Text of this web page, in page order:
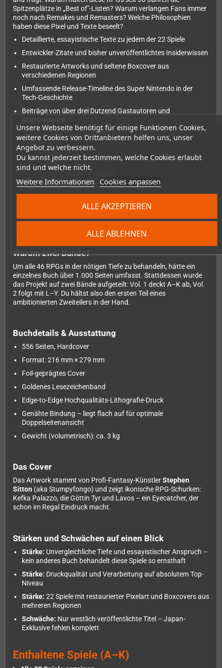
Unsere Webseite benötigt für einige Funktionen Cookies,
weitere Cookies von Drittanbietern helfen uns, unser
Angebot zu verbessern.
Du kannst jederzeit bestimmen, welche Cookies erlaubt
sind und welche nicht.
Weitere Informationen Cookies anpassen
ALLE ABLEHNEN
ALLE AKZEPTIEREN
Spitzenplätze in „Best of"-Listen? Warum verlangen Fans immer
noch nach Remakes und Remasters? Welche Philosophien
haben diese Pixel und Texte beseelt?
Detaillierte, essayistische Texte zu jedem der 22 Spiele
Entwickler-Zitate und bisher unveröffentlichtes Insiderwissen
Restaurierte Artworks und seltene Boxcover aus
verschiedenen Regionen
Umfassende Release-Timeline des Super Nintendo in der
Tech-Geschichte
Beiträge von über drei Dutzend Gastautoren und
Vorwort von Alex Donaldson , Gründer von RPG Site und dem
Mist Network
Kein Japan-Exklusiv-Book
Wichtig zu wissen: Das Buch konzentriert sich auf SNES-RPGs,
die ursprünglichaußerhalb Japansveröffentlicht wurden. Japan-
Exklusivtitel wie Dragon Quest V, Final Fantasy V oder Live A
dem westlich veröffentlichten Kanon.
Warum zwei Bände?
Um alle 46 RPGs in der nötigen Tiefe zu behandeln, hätte ein
einzelnes Buch über 1.000 Seiten umfasst. Stattdessen wurde
das Projekt auf zwei Bände aufgeteilt: Vol. 1 deckt A–K ab, Vol.
2 folgt mit L–Y. Du hältst also den ersten Teil eines
ambitionierten Zweiteilers in der Hand.
Buchdetails & Ausstattung
556 Seiten, Hardcover
Format: 216 mm × 279 mm
Foil-geprägtes Cover
Goldenes Lesezeichenband
Edge-to-Edge Hochqualitäts-Lithografie-Druck
Genähte Bindung – liegt flach auf für optimale
Doppelseitenansicht
Gewicht (volumetrisch): ca. 3 kg
Das Cover
Das Artwork stammt von Profi-Fantasy-KünstlerStephen
Sitton (aka Stumpyfongo) und zeigt ikonische RPG-Schurken:
Kefka Palazzo, die Göttin Tyr und Lavos – ein Eyecatcher, der
schon im Regal Eindruck macht.
Stärken und Schwächen auf einen Blick
Stärke: Unvergleichliche Tiefe und essayistischer Anspruch –
kein anderes Buch behandelt diese Spiele so ernsthaft
Stärke: Druckqualität und Verarbeitung auf absolutem Top-
Niveau
Stärke: 22 Spiele mit restaurierter Pixelart und Boxcovers aus
mehreren Regionen
Schwäche: Nur westlich veröffentlichte Titel – Japan-
Exklusive fehlen komplett
Enthaltene Spiele (A–K)